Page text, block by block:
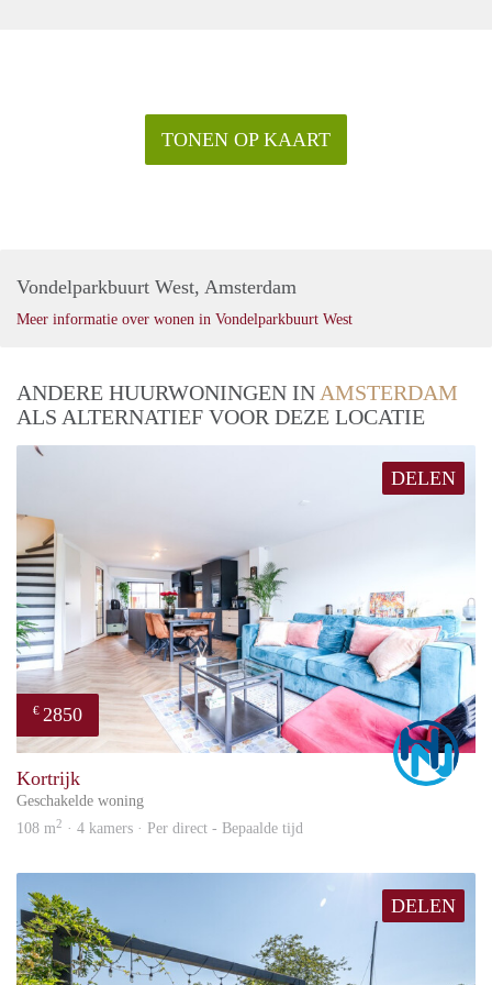
TONEN OP KAART
Vondelparkbuurt West, Amsterdam
Meer informatie over wonen in Vondelparkbuurt West
ANDERE HUURWONINGEN IN AMSTERDAM
ALS ALTERNATIEF VOOR DEZE LOCATIE
DELEN
€ 2850
Kortrijk
Geschakelde woning
108 m2 · 4 kamers · Per direct - Bepaalde tijd
DELEN